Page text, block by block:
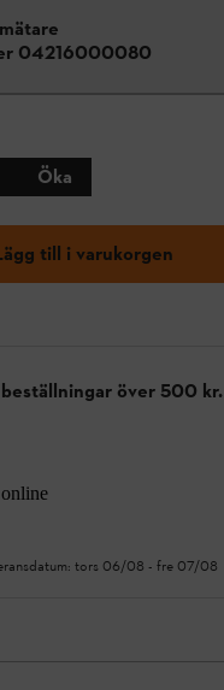
04216000080
Öka
till i varukorgen
över 500 kr.
tors 06/08 - fre 07/08